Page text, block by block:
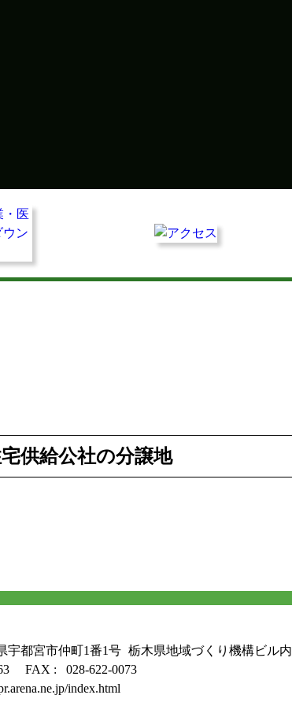
供給公社の分譲地
宇都宮市仲町1番1号 栃木県地域づくり機構ビル内
FAX :
028-622-0073
index.html